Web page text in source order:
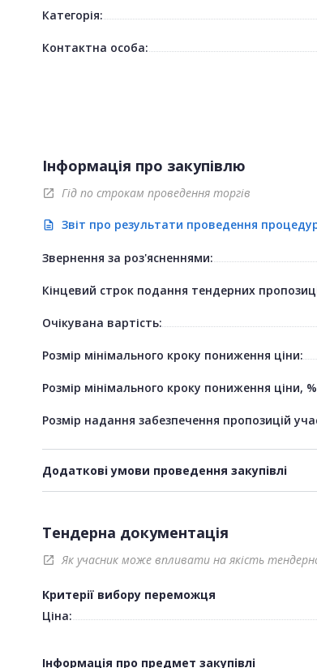
Категорія:
Контактна особа:
Інформація про закупівлю
open_in_new Гід по строкам проведення торгів
description Звіт про результати проведення
Звернення за роз'ясненнями:
Кінцевий строк подання тендерних
Очікувана вартість:
Розмір мінімального кроку пониження ціни:
Розмір мінімального кроку пониження ціни,
Розмір надання забезпечення пропозицій
Додаткові умови проведення закупівлі
Тендерна документація
open_in_new Як учасник може впливати на якість
Критерії вибору переможця
Ціна:
Інформація про предмет закупівлі